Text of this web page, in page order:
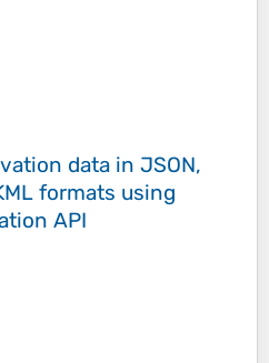
data in JSON,
formats using
API